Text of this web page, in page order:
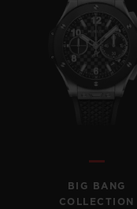
BIG BANG
COLLECTION